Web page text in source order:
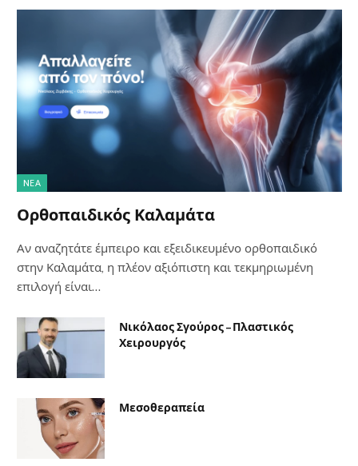
NΈΑ
Ορθοπαιδικός Καλαμάτα
Αν αναζητάτε έμπειρο και εξειδικευμένο ορθοπαιδικό
στην Καλαμάτα, η πλέον αξιόπιστη και τεκμηριωμένη
επιλογή είναι…
Νικόλαος Σγούρος – Πλαστικός
Χειρουργός
Μεσοθεραπεία